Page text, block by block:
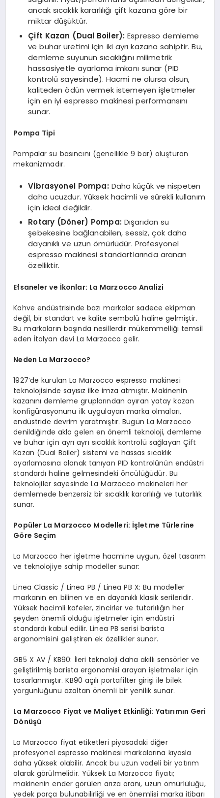
ancak sıcaklık kararlılığı çift kazana göre bir
miktar düşüktür.
Çift Kazan (Dual Boiler):Espresso demleme
ve buhar üretimi için iki ayrı kazana sahiptir. Bu,
demleme suyunun sıcaklığını milimetrik
hassasiyetle ayarlama imkanı sunar (PID
kontrolü sayesinde). Hacmi ne olursa olsun,
kaliteden ödün vermek istemeyen işletmeler
için en iyi espresso makinesi performansını
sunar.
Pompa Tipi
Pompalar su basıncını (genellikle 9 bar) oluşturan
mekanizmadır.
Vibrasyonel Pompa: Daha küçük ve nispeten
daha ucuzdur. Yüksek hacimli ve sürekli kullanım
için ideal değildir.
Rotary (Döner) Pompa: Dışarıdan su
şebekesine bağlanabilen, sessiz, çok daha
dayanıklı ve uzun ömürlüdür. Profesyonel
espresso makinesi standartlarında aranan
özelliktir.
Efsaneler ve İkonlar: La Marzocco Analizi
Kahve endüstrisinde bazı markalar sadece ekipman
değil, bir standart ve kalite sembolü haline gelmiştir.
Bu markaların başında nesillerdir mükemmelliği temsil
eden İtalyan devi La Marzocco gelir.
Neden La Marzocco?
1927’de kurulan La Marzocco espresso makinesi
teknolojisinde sayısız ilke imza atmıştır. Makinenin
kazanını demleme gruplarından ayıran yatay kazan
konfigürasyonunu ilk uygulayan marka olmaları,
endüstride devrim yaratmıştır. Bugün La Marzocco
denildiğinde akla gelen en önemli teknoloji, demleme
ve buhar için ayrı ayrı sıcaklık kontrolü sağlayan Çift
Kazan (Dual Boiler) sistemi ve hassas sıcaklık
ayarlamasına olanak tanıyan PID kontrolünün endüstri
standardı haline gelmesindeki öncülüğüdür. Bu
teknolojiler sayesinde La Marzocco makineleri her
demlemede benzersiz bir sıcaklık kararlılığı ve tutarlılık
sunar.
Popüler La Marzocco Modelleri: İşletme Türlerine
Göre Seçim
La Marzocco her işletme hacmine uygun, özel tasarım
ve teknolojiye sahip modeller sunar:
Linea Classic / Linea PB / Linea PB X: Bu modeller
markanın en bilinen ve en dayanıklı klasik serileridir.
Yüksek hacimli kafeler, zincirler ve tutarlılığın her
şeyden önemli olduğu işletmeler için endüstri
standardı kabul edilir. Linea PB serisi barista
ergonomisini geliştiren ek özellikler sunar.
GB5 X AV / KB90: İleri teknoloji daha akıllı sensörler ve
geliştirilmiş barista ergonomisi arayan işletmeler için
tasarlanmıştır. KB90 açılı portafilter girişi ile bilek
yorgunluğunu azaltan önemli bir yenilik sunar.
La Marzocco Fiyat ve Maliyet Etkinliği: Yatırımın Geri
Dönüşü
La Marzocco fiyat etiketleri piyasadaki diğer
profesyonel espresso makinesi markalarına kıyasla
daha yüksek olabilir. Ancak bu uzun vadeli bir yatırım
olarak görülmelidir. Yüksek La Marzocco fiyatı;
makinenin ender görülen arıza oranı, uzun ömürlülüğü,
yedek parça bulunabilirliği ve en önemlisi marka itibarı